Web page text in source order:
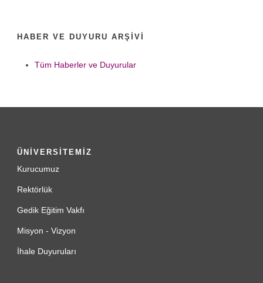
HABER VE DUYURU ARŞIVI
Tüm Haberler ve Duyurular
ÜNİVERSİTEMİZ
Kurucumuz
Rektörlük
Gedik Eğitim Vakfı
Misyon - Vizyon
İhale Duyuruları